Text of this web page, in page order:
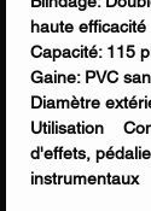
haute efficacité
Capacité: 115
Gaine: PVC
Diamètre
Utilisation
d'effets,
instrumentaux